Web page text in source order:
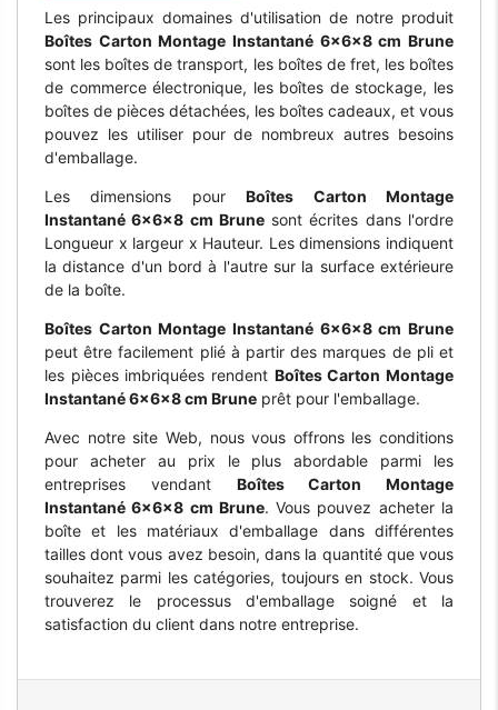
Les principaux domaines d'utilisation de notre produit
Boîtes Carton Montage Instantané 6x6x8 cm Brune
sont les boîtes de transport, les boîtes de fret, les boîtes
de commerce électronique, les boîtes de stockage, les
boîtes de pièces détachées, les boîtes cadeaux, et vous
pouvez les utiliser pour de nombreux autres besoins
d'emballage.
Les dimensions pourBoîtes Carton Montage
Instantané 6x6x8 cm Brunesont écrites dans l'ordre
Longueur x largeur x Hauteur. Les dimensions indiquent
la distance d'un bord à l'autre sur la surface extérieure
de la boîte.
Boîtes Carton Montage Instantané 6x6x8 cm Brune
peut être facilement plié à partir des marques de pli et
les pièces imbriquées rendent Boîtes Carton Montage
Instantané 6x6x8 cm Bruneprêt pour l'emballage.
Avec notre site Web, nous vous offrons les conditions
pour acheter au prix le plus abordable parmi les
entreprises vendant Boîtes Carton Montage
Instantané 6x6x8 cm Brune. Vous pouvez acheter la
boîte et les matériaux d'emballage dans différentes
tailles dont vous avez besoin, dans la quantité que vous
souhaitez parmi les catégories, toujours en stock. Vous
trouverez le processus d'emballage soigné et la
satisfaction du client dans notre entreprise.